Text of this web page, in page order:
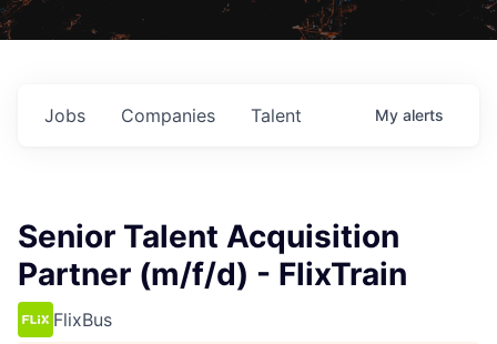
Jobs Companies Talent My alerts
Senior Talent Acquisition
Partner (m/f/d) - FlixTrain
FlixBus